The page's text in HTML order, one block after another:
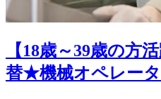
【18歳～39歳の方
替★機械オペレー